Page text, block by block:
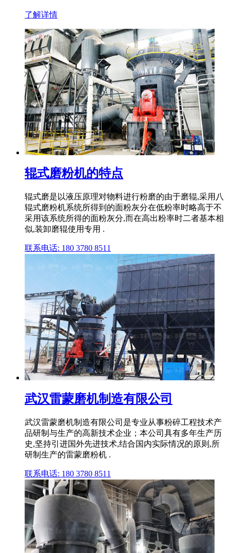
了解详情
辊式磨粉机的特点
辊式磨是以液压原理对物料进行粉磨的由于磨辊,采用八
辊式磨粉机系统所得到的面粉灰分在低粉率时略高于不
采用该系统所得的面粉灰分,而在高出粉率时二者基本相
似,装卸磨辊使用专用 .
联系电话: 180 3780 8511
武汉雷蒙磨机制造有限公司
武汉雷蒙磨机制造有限公司是专业从事粉碎工程技术产
品研制与生产的高新技术企业；本公司具有多年生产历
史,坚持引进国外先进技术,结合国内实际情况的原则,所
研制生产的雷蒙磨粉机 .
联系电话: 180 3780 8511